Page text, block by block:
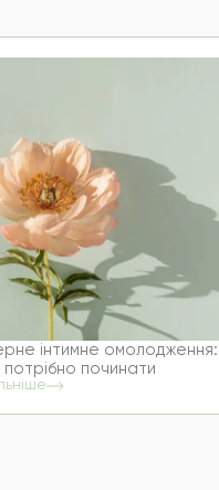
інтимне омолодження:
потрібно починати